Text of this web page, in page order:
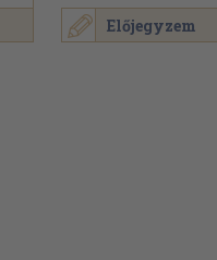
Előjegyzem